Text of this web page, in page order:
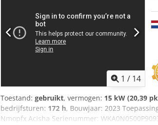
1 / 14
Toestand: gebruikt, vermogen: 15 kW (20,39
bedrijfsturen: 172 h, Bouwjaar: 2023
Nmopfx Acisha Serienummer: